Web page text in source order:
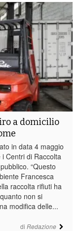
di Redazione
a domicilio
in data 4 maggio
Centri di Raccolta
“Questo
Francesca
raccolta rifiuti ha
non si
modifica delle...